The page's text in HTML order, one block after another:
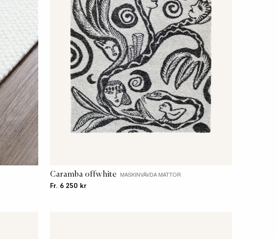
Caramba offwhite MASKINVÄVDA MATTOR
Fr. 6 250 kr